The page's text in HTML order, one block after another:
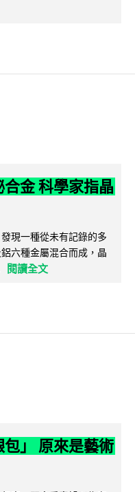
金 科學家指晶
現一種從未有記錄的多
六種金屬混合而成，晶
閱讀全文
」 原來是藝術